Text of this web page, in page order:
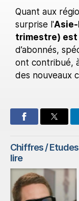
Quant aux
surprise l'Asie-
trimestre)
d’abonnés,
ont contribué,
des nouveaux
Chiffres /
lire